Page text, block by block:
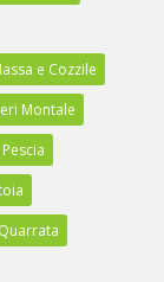
e Cozzile
Montale